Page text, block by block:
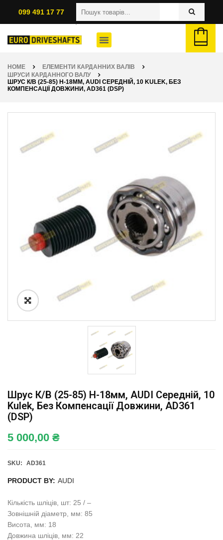
099 491 17 77
HOME
ЕЛЕМЕНТИ КАРДАННИХ ВАЛІВ
ШРУСИ КАРДАННОГО ВАЛУ
ШРУС К/В (25-85) H-18ММ, AUDI СЕРЕДНІЙ, 10 KULEK, БЕЗ
КОМПЕНСАЦІЇ ДОВЖИНИ, AD361 (DSP)
Шрус К/в (25-85) H-18мм, AUDI Середній, 10
Kulek, Без Компенсації Довжини, AD361
(DSP)
5 000,00 ₴
SKU: AD361
PRODUCT BY: AUDI
Кількість шліців, шт: 25 / –
Зовнішній діаметр, мм: 85
Висота, мм: 18
Довжина шліців, мм: 22